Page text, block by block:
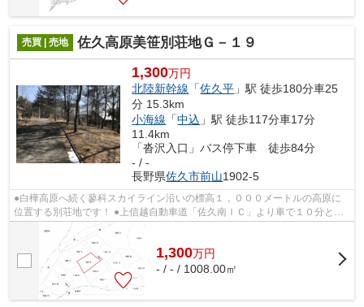
売買 | 売地 佐久高原美笹別荘地Ｇ－１９
1,300万円
北陸新幹線 「佐久平 」駅 徒歩180分車25
分 15.3km
小海線 「中込 」駅 徒歩117分車17分
11.4km
「沓沢入口」バス停下車 徒歩84分
- / -
長野県佐久市前山1902-5
●白樺高原へ続く蓼科スカイライン沿いの標高１，０００メートルの高原に
位置する別荘地です！ ●上信越自動車道「佐久南ＩＣ」より車で１０分とア
クセスも抜群です！ ●八ヶ岳方面へのマ...
1,300万円
- / - / 1008.00㎡